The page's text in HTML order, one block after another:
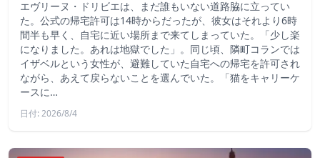
エヴリーヌ・ドリビエは、まだ誰もいない道路脇に立ってい
た。公式の帰宅許可は14時からだったが、彼女はそれより6時
間半も早く、自宅に近い場所まで来てしまっていた。「少し楽
になりました。あれは地獄でした」。同じ頃、隣町コランでは
イザベルという女性が、避難していた自宅への帰宅を許可され
ながら、あえて戻らないことを選んでいた。「猫をキャリーケ
ースに…
日付: 2026/8/4